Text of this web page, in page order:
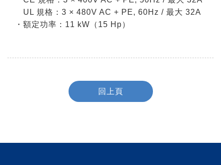
UL 規格：3 × 480V AC + PE, 60Hz / 最大 32A
・額定功率：11 kW（15 Hp）
回上頁